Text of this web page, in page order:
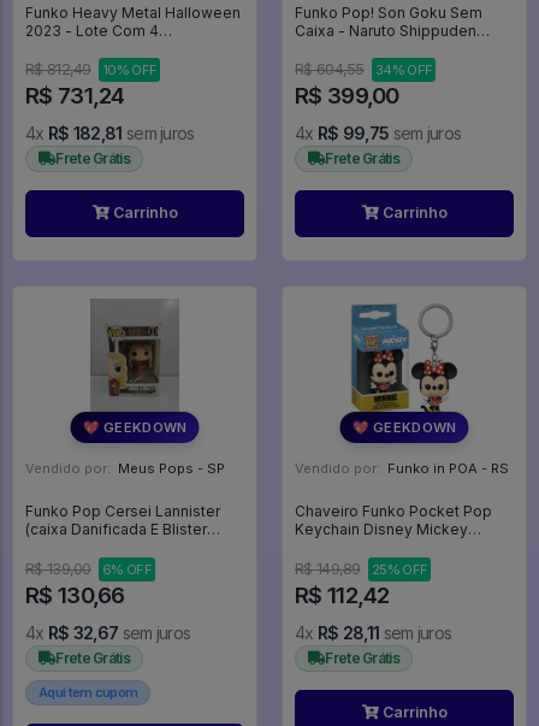
Funko Heavy Metal Halloween
2023 - Lote Com 4
Halloween 2023 #1
R$ 812,49 10% OFF
R$ 731,24
4x R$ 182,81 sem juros
Frete Grátis
Carrinho
Funko Pop! Son Goku Sem
Caixa - Naruto Shippuden
R$ 604,55
34% OFF
R$ 399,00
4x R$ 99,75 sem juros
Frete Grátis
Carrinho
💖 GEEKDOWN
Vendido por: Meus Pops - SP
Funko Pop Cersei Lannister
(caixa Danificada E Blister
Thrones #11
R$ 139,00 6% OFF
R$ 130,66
4x R$ 32,67 sem juros
Frete Grátis
Aqui tem cupom
💖 GEEKDOWN
Vendido por: Funko in POA - RS
Chaveiro Funko Pocket Pop
Keychain Disney Mickey
Disney
R$ 149,89 25% OFF
R$ 112,42
4x R$ 28,11 sem juros
Frete Grátis
Carrinho